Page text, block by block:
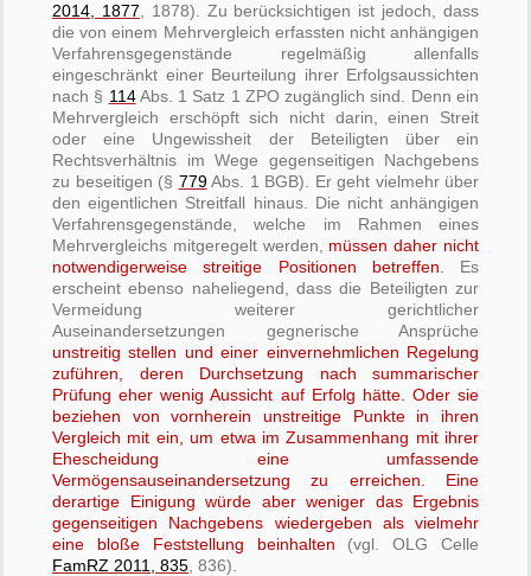
2014, 1877 , 1878). Zu berücksichtigen ist jedoch, dass
die von einem Mehrvergleich erfassten nicht anhängigen
Verfahrensgegenstände regelmäßig allenfalls
eingeschränkt einer Beurteilung ihrer Erfolgsaussichten
nach § 114Abs. 1 Satz 1 ZPO zugänglich sind. Denn ein
Mehrvergleich erschöpft sich nicht darin, einen Streit
oder eine Ungewissheit der Beteiligten über ein
Rechtsverhältnis im Wege gegenseitigen Nachgebens
zu beseitigen (§ 779Abs. 1 BGB). Er geht vielmehr über
den eigentlichen Streitfall hinaus. Die nicht anhängigen
Verfahrensgegenstände, welche im Rahmen eines
Mehrvergleichs mitgeregelt werden, müssen daher nicht
notwendigerweise streitige Positionen betreffen . Es
erscheint ebenso naheliegend, dass die Beteiligten zur
Vermeidung weiterer gerichtlicher
Auseinandersetzungen gegnerische Ansprüche
unstreitig stellen und einer einvernehmlichen Regelung
zuführen, deren Durchsetzung nach summarischer
Prüfung eher wenig Aussicht auf Erfolg hätte. Oder sie
beziehen von vornherein unstreitige Punkte in ihren
Vergleich mit ein, um etwa im Zusammenhang mit ihrer
Ehescheidung eine umfassende
Vermögensauseinandersetzung zu erreichen. Eine
derartige Einigung würde aber weniger das Ergebnis
gegenseitigen Nachgebens wiedergeben als vielmehr
eine bloße Feststellung beinhalten (vgl. OLG Celle
FamRZ 2011, 835 , 836).